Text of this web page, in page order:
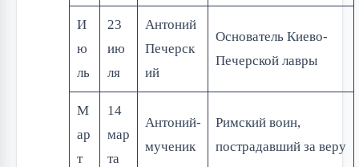
И
ю
ль
23
ию
ля
Антоний
Печерск
ий
Основатель Киево-
Печерской лавры
М
ар
т
14
мар
та
Антоний-
мученик
Римский воин,
пострадавший за веру